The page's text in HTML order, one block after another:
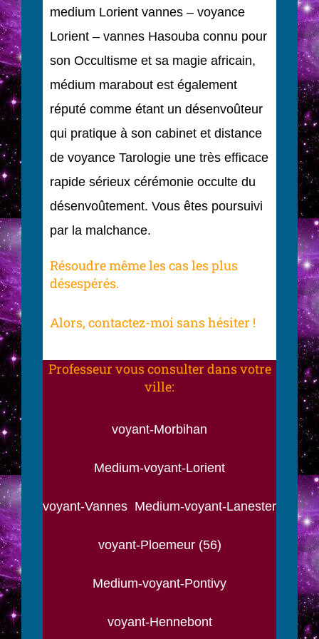
medium Lorient vannes – voyance
Lorient – vannes Hasouba connu pour
son Occultisme et sa magie africain,
médium marabout est également
réputé comme étant un désenvoûteur
qui pratique à son cabinet et distance
de voyance Tarologie une très efficace
rapide sérieux cérémonie occulte du
désenvoûtement. Vous êtes poursuivi
par la malchance.
Résoudre même les cas les plus
désespérés.
Alors, contactez-moi sans hésiter !
Professeur vous consulter dans votre
ville:
voyant-Morbihan
Medium-voyant-Lorient
voyant-Vannes Medium-voyant-Lanester
voyant-Ploemeur (56)
Medium-voyant-Pontivy
voyant-Hennebont